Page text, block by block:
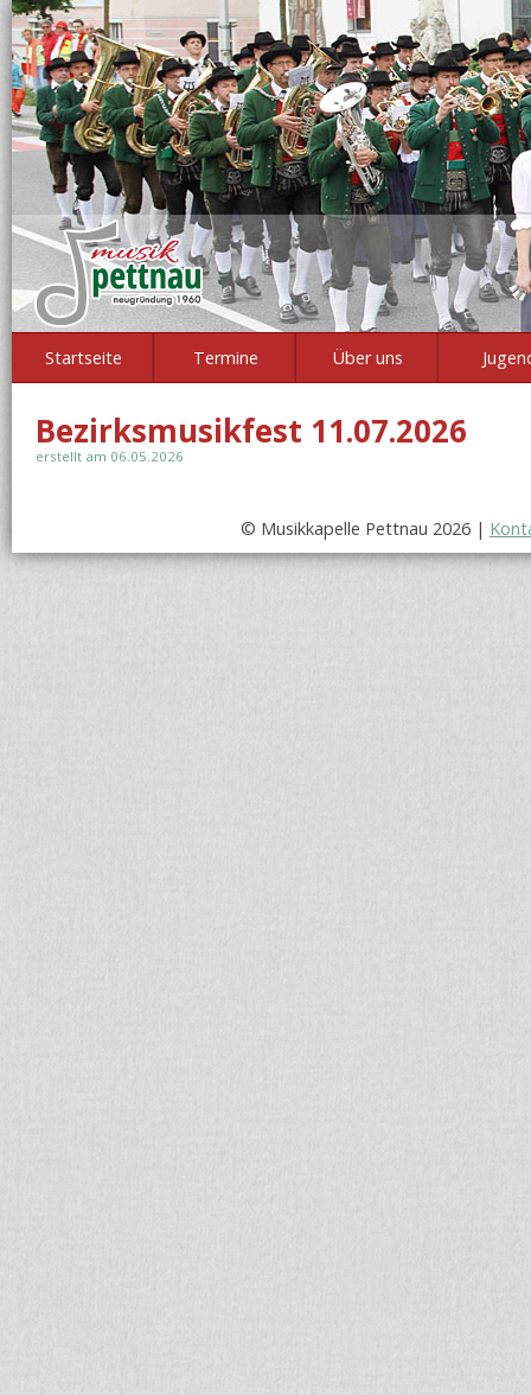
Startseite Termine Über uns
Bezirksmusikfest 11.07.2026
erstellt am 06.05.2026
© Musikkapelle Pettnau 2026 |